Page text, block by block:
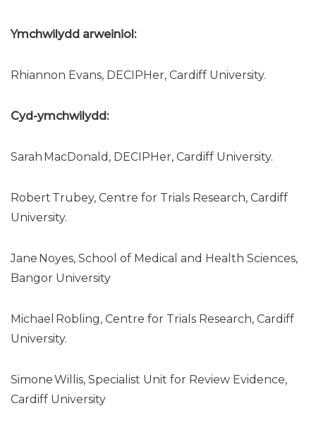
Ymchwilydd arweiniol:
Rhiannon Evans, DECIPHer, Cardiff University.
Cyd-ymchwilydd:
Sarah MacDonald, DECIPHer, Cardiff University.
Robert Trubey, Centre for Trials Research, Cardiff
University.
Jane Noyes, School of Medical and Health Sciences,
Bangor University
Michael Robling, Centre for Trials Research, Cardiff
University.
Simone Willis, Specialist Unit for Review Evidence,
Cardiff University